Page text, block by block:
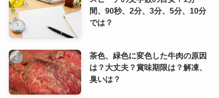
間、90秒、2分、3分、5分、10分
では？
茶色、緑色に変色した牛肉の原因
は？大丈夫？賞味期限は？解凍、
臭いは？